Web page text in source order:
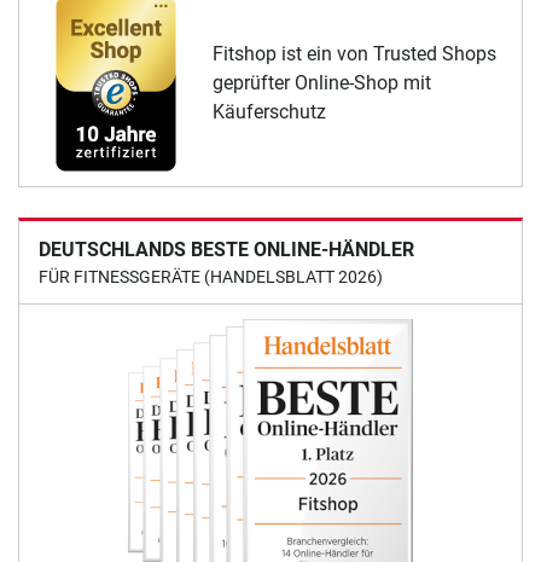
Fitshop ist ein von Trusted Shops
geprüfter Online-Shop mit
Käuferschutz
DEUTSCHLANDS BESTE ONLINE-HÄNDLER
FÜR FITNESSGERÄTE (HANDELSBLATT 2026)